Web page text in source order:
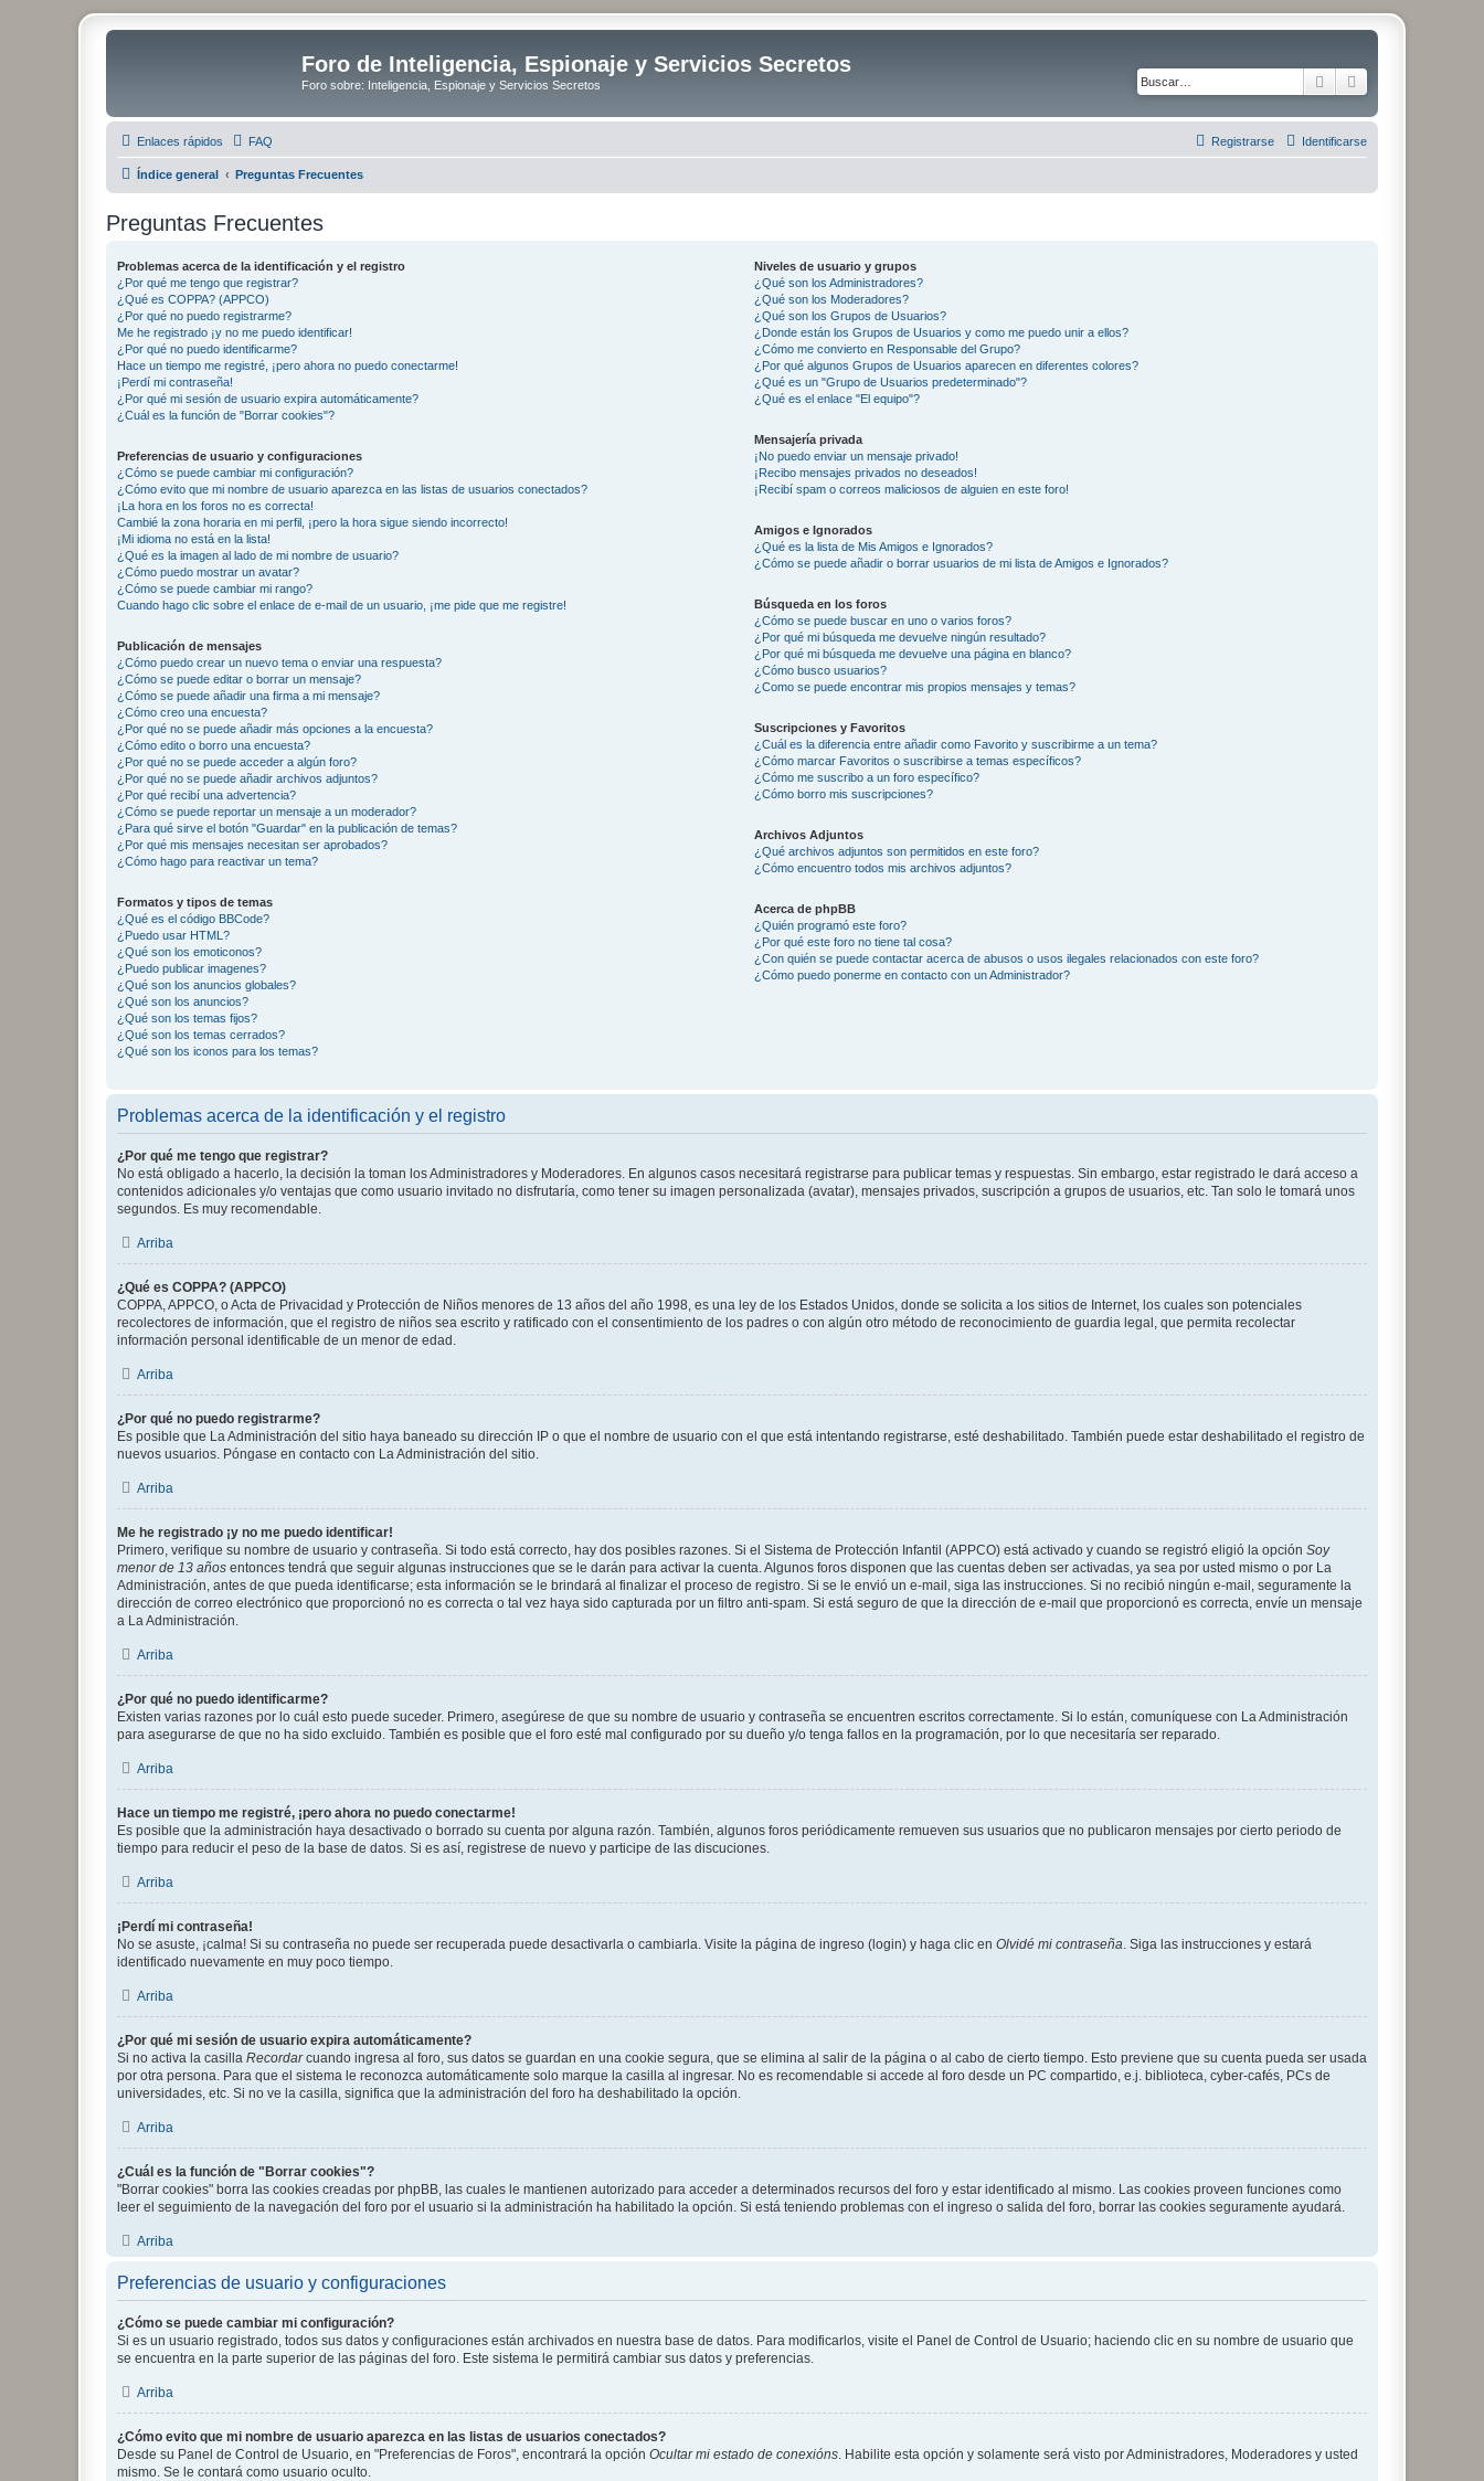
Foro de Inteligencia, Espionaje y Servicios Secretos
Foro sobre: Inteligencia, Espionaje y Servicios Secretos Buscar
Enlaces rápidos FAQ Identificarse
Registrarse
Índice general Preguntas Frecuentes
Preguntas Frecuentes
Problemas acerca de la identificación y el registro
¿Por qué me tengo que registrar?
¿Qué es COPPA? (APPCO)
¿Por qué no puedo registrarme?
Me he registrado ¡y no me puedo identificar!
¿Por qué no puedo identificarme?
Hace un tiempo me registré, ¡pero ahora no puedo conectarme!
¡Perdí mi contraseña!
¿Por qué mi sesión de usuario expira automáticamente?
¿Cuál es la función de "Borrar cookies"?
Preferencias de usuario y configuraciones
¿Cómo se puede cambiar mi configuración?
¿Cómo evito que mi nombre de usuario aparezca en las listas de usuarios conectados?
¡La hora en los foros no es correcta!
Cambié la zona horaria en mi perfil, ¡pero la hora sigue siendo incorrecto!
¡Mi idioma no está en la lista!
¿Qué es la imagen al lado de mi nombre de usuario?
¿Cómo puedo mostrar un avatar?
¿Cómo se puede cambiar mi rango?
Cuando hago clic sobre el enlace de e-mail de un usuario, ¡me pide que me registre!
Publicación de mensajes
¿Cómo puedo crear un nuevo tema o enviar una respuesta?
¿Cómo se puede editar o borrar un mensaje?
¿Cómo se puede añadir una firma a mi mensaje?
¿Cómo creo una encuesta?
¿Por qué no se puede añadir más opciones a la encuesta?
¿Cómo edito o borro una encuesta?
¿Por qué no se puede acceder a algún foro?
¿Por qué no se puede añadir archivos adjuntos?
¿Por qué recibí una advertencia?
¿Cómo se puede reportar un mensaje a un moderador?
¿Para qué sirve el botón "Guardar" en la publicación de temas?
¿Por qué mis mensajes necesitan ser aprobados?
¿Cómo hago para reactivar un tema?
Formatos y tipos de temas
¿Qué es el código BBCode?
¿Puedo usar HTML?
¿Qué son los emoticonos?
¿Puedo publicar imagenes?
¿Qué son los anuncios globales?
¿Qué son los anuncios?
¿Qué son los temas fijos?
¿Qué son los temas cerrados?
¿Qué son los iconos para los temas?
Niveles de usuario y grupos
¿Qué son los Administradores?
¿Qué son los Moderadores?
¿Qué son los Grupos de Usuarios?
¿Donde están los Grupos de Usuarios y como me puedo unir a ellos?
¿Cómo me convierto en Responsable del Grupo?
¿Por qué algunos Grupos de Usuarios aparecen en diferentes colores?
¿Qué es un "Grupo de Usuarios predeterminado"?
¿Qué es el enlace "El equipo"?
Mensajería privada
¡No puedo enviar un mensaje privado!
¡Recibo mensajes privados no deseados!
¡Recibí spam o correos maliciosos de alguien en este foro!
Amigos e Ignorados
¿Qué es la lista de Mis Amigos e Ignorados?
¿Cómo se puede añadir o borrar usuarios de mi lista de Amigos e Ignorados?
Búsqueda en los foros
¿Cómo se puede buscar en uno o varios foros?
¿Por qué mi búsqueda me devuelve ningún resultado?
¿Por qué mi búsqueda me devuelve una página en blanco?
¿Cómo busco usuarios?
¿Como se puede encontrar mis propios mensajes y temas?
Suscripciones y Favoritos
¿Cuál es la diferencia entre añadir como Favorito y suscribirme a un tema?
¿Cómo marcar Favoritos o suscribirse a temas específicos?
¿Cómo me suscribo a un foro específico?
¿Cómo borro mis suscripciones?
Archivos Adjuntos
¿Qué archivos adjuntos son permitidos en este foro?
¿Cómo encuentro todos mis archivos adjuntos?
Acerca de phpBB
¿Quién programó este foro?
¿Por qué este foro no tiene tal cosa?
¿Con quién se puede contactar acerca de abusos o usos ilegales relacionados con este foro?
¿Cómo puedo ponerme en contacto con un Administrador?
Problemas acerca de la identificación y el registro
¿Por qué me tengo que registrar?
No está obligado a hacerlo, la decisión la toman los Administradores y Moderadores. En algunos casos necesitará registrarse para publicar temas y respuestas. Sin embargo, estar registrado le dará acceso a
contenidos adicionales y/o ventajas que como usuario invitado no disfrutaría, como tener su imagen personalizada (avatar), mensajes privados, suscripción a grupos de usuarios, etc. Tan solo le tomará unos
segundos. Es muy recomendable.
Arriba
¿Qué es COPPA? (APPCO)
COPPA, APPCO, o Acta de Privacidad y Protección de Niños menores de 13 años del año 1998, es una ley de los Estados Unidos, donde se solicita a los sitios de Internet, los cuales son potenciales
recolectores de información, que el registro de niños sea escrito y ratificado con el consentimiento de los padres o con algún otro método de reconocimiento de guardia legal, que permita recolectar
información personal identificable de un menor de edad.
Arriba
¿Por qué no puedo registrarme?
Es posible que La Administración del sitio haya baneado su dirección IP o que el nombre de usuario con el que está intentando registrarse, esté deshabilitado. También puede estar deshabilitado el registro de
nuevos usuarios. Póngase en contacto con La Administración del sitio.
Arriba
Me he registrado ¡y no me puedo identificar!
Primero, verifique su nombre de usuario y contraseña. Si todo está correcto, hay dos posibles razones. Si el Sistema de Protección Infantil (APPCO) está activado y cuando se registró eligió la opción Soy
menor de 13 años entonces tendrá que seguir algunas instrucciones que se le darán para activar la cuenta. Algunos foros disponen que las cuentas deben ser activadas, ya sea por usted mismo o por La
Administración, antes de que pueda identificarse; esta información se le brindará al finalizar el proceso de registro. Si se le envió un e-mail, siga las instrucciones. Si no recibió ningún e-mail, seguramente la
dirección de correo electrónico que proporcionó no es correcta o tal vez haya sido capturada por un filtro anti-spam. Si está seguro de que la dirección de e-mail que proporcionó es correcta, envíe un mensaje
a La Administración.
Arriba
¿Por qué no puedo identificarme?
Existen varias razones por lo cuál esto puede suceder. Primero, asegúrese de que su nombre de usuario y contraseña se encuentren escritos correctamente. Si lo están, comuníquese con La Administración
para asegurarse de que no ha sido excluido. También es posible que el foro esté mal configurado por su dueño y/o tenga fallos en la programación, por lo que necesitaría ser reparado.
Arriba
Hace un tiempo me registré, ¡pero ahora no puedo conectarme!
Es posible que la administración haya desactivado o borrado su cuenta por alguna razón. También, algunos foros periódicamente remueven sus usuarios que no publicaron mensajes por cierto periodo de
tiempo para reducir el peso de la base de datos. Si es así, registrese de nuevo y participe de las discuciones.
Arriba
¡Perdí mi contraseña!
No se asuste, ¡calma! Si su contraseña no puede ser recuperada puede desactivarla o cambiarla. Visite la página de ingreso (login) y haga clic en Olvidé mi contraseña . Siga las instrucciones y estará
identificado nuevamente en muy poco tiempo.
Arriba
¿Por qué mi sesión de usuario expira automáticamente?
Si no activa la casilla Recordarcuando ingresa al foro, sus datos se guardan en una cookie segura, que se elimina al salir de la página o al cabo de cierto tiempo. Esto previene que su cuenta pueda ser usada
por otra persona. Para que el sistema le reconozca automáticamente solo marque la casilla al ingresar. No es recomendable si accede al foro desde un PC compartido, e.j. biblioteca, cyber-cafés, PCs de
universidades, etc. Si no ve la casilla, significa que la administración del foro ha deshabilitado la opción.
Arriba
¿Cuál es la función de "Borrar cookies"?
"Borrar cookies" borra las cookies creadas por phpBB, las cuales le mantienen autorizado para acceder a determinados recursos del foro y estar identificado al mismo. Las cookies proveen funciones como
leer el seguimiento de la navegación del foro por el usuario si la administración ha habilitado la opción. Si está teniendo problemas con el ingreso o salida del foro, borrar las cookies seguramente ayudará.
Arriba
Preferencias de usuario y configuraciones
¿Cómo se puede cambiar mi configuración?
Si es un usuario registrado, todos sus datos y configuraciones están archivados en nuestra base de datos. Para modificarlos, visite el Panel de Control de Usuario; haciendo clic en su nombre de usuario que
se encuentra en la parte superior de las páginas del foro. Este sistema le permitirá cambiar sus datos y preferencias.
Arriba
¿Cómo evito que mi nombre de usuario aparezca en las listas de usuarios conectados?
Desde su Panel de Control de Usuario, en "Preferencias de Foros", encontrará la opción Ocultar mi estado de conexións . Habilite esta opción y solamente será visto por Administradores, Moderadores y usted
mismo. Se le contará como usuario oculto.